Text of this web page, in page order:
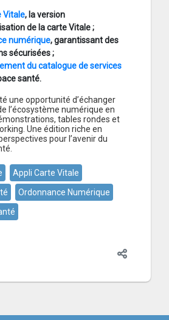
Vitale, la version
de la carte Vitale ;
numérique, garantissant des
sécurisées ;
du catalogue de services
santé.
une opportunité d’échanger
l’écosystème numérique en
tables rondes et
Une édition riche en
pour l’avenir du
Appli Carte Vitale
Ordonnance Numérique